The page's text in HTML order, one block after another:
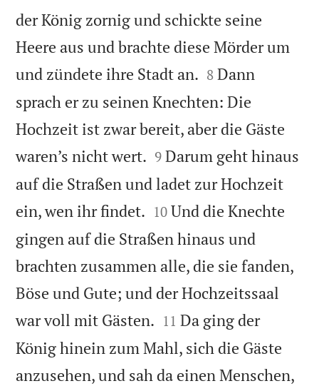
der König zornig und schickte seine
Heere aus und brachte diese Mörder um
und zündete ihre Stadt an. 

8 Dann
sprach er zu seinen Knechten: Die
Hochzeit ist zwar bereit, aber die Gäste
waren’s nicht wert. 

9 Darum geht hinaus
auf die Straßen und ladet zur Hochzeit
ein, wen ihr findet. 

10 Und die Knechte
gingen auf die Straßen hinaus und
brachten zusammen alle, die sie fanden,
Böse und Gute; und der Hochzeitssaal
war voll mit Gästen. 

11 Da ging der
König hinein zum Mahl, sich die Gäste
anzusehen, und sah da einen Menschen,